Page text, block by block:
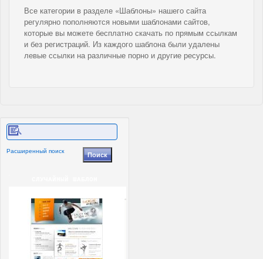
Все категории в разделе «Шаблоны» нашего сайта
регулярно пополняются новыми шаблонами сайтов,
которые вы можете бесплатно скачать по прямым ссылкам
и без регистраций. Из каждого шаблона были удалены
левые ссылки на различные порно и другие ресурсы.
Расширенный поиск